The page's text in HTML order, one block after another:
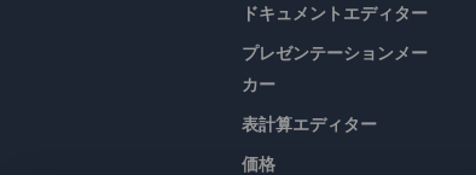
ドキュメントエディター
プレゼンテーションメー
カー
表計算エディター
価格